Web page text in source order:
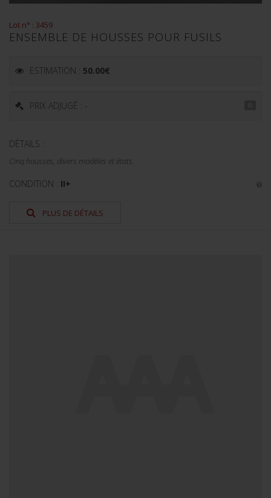
Lot n° : 3459
ENSEMBLE DE HOUSSES POUR FUSILS
ESTIMATION : 50.00€
PRIX ADJUGÉ : -
DÉTAILS :
Cinq housses, divers modèles et états.
CONDITION : II+
PLUS DE DÉTAILS